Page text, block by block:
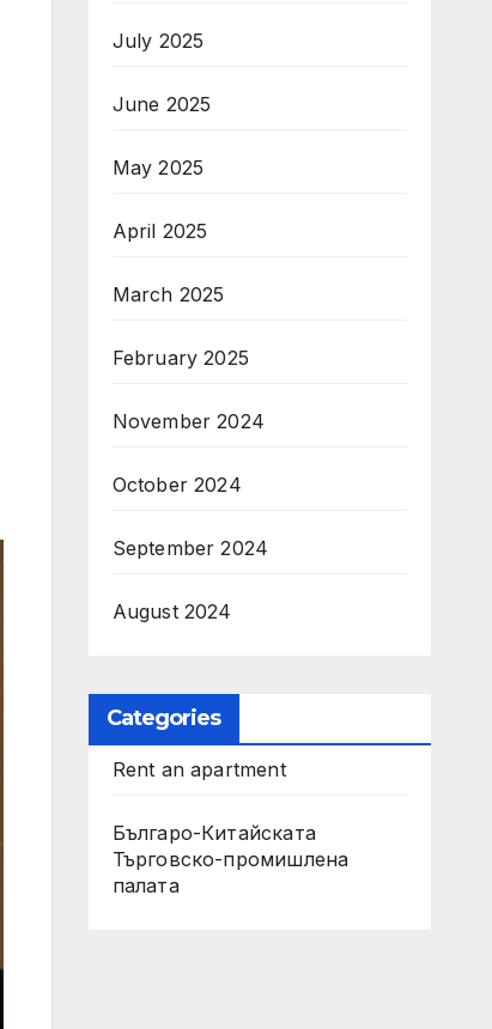
July 2025
June 2025
May 2025
April 2025
March 2025
February 2025
November 2024
October 2024
September 2024
August 2024
Categories
Rent an apartment
Българо-Китайската
Търговско-промишлена
палата